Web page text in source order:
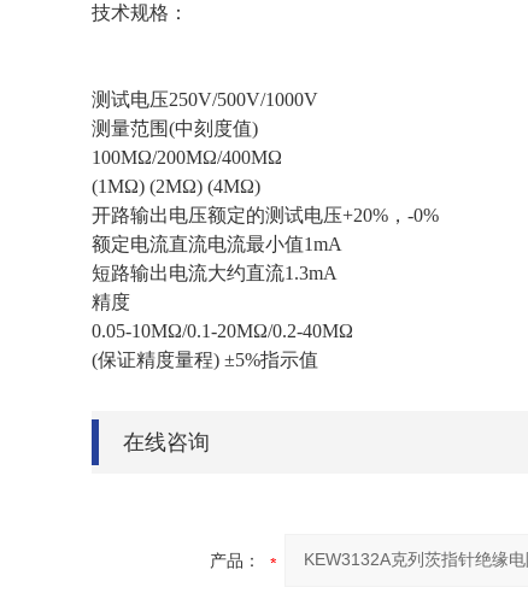
技术规格：
测试电压250V/500V/1000V
测量范围(中刻度值)
100MΩ/200MΩ/400MΩ
(1MΩ) (2MΩ) (4MΩ)
开路输出电压额定的测试电压+20%，-0%
额定电流直流电流最小值1mA
短路输出电流大约直流1.3mA
精度
0.05-10MΩ/0.1-20MΩ/0.2-40MΩ
(保证精度量程) ±5%指示值
在线咨询
产品：